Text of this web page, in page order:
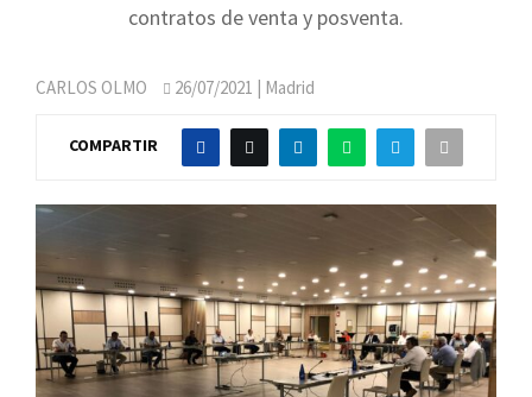
contratos de venta y posventa.
CARLOS OLMO 26/07/2021 | Madrid
COMPARTIR